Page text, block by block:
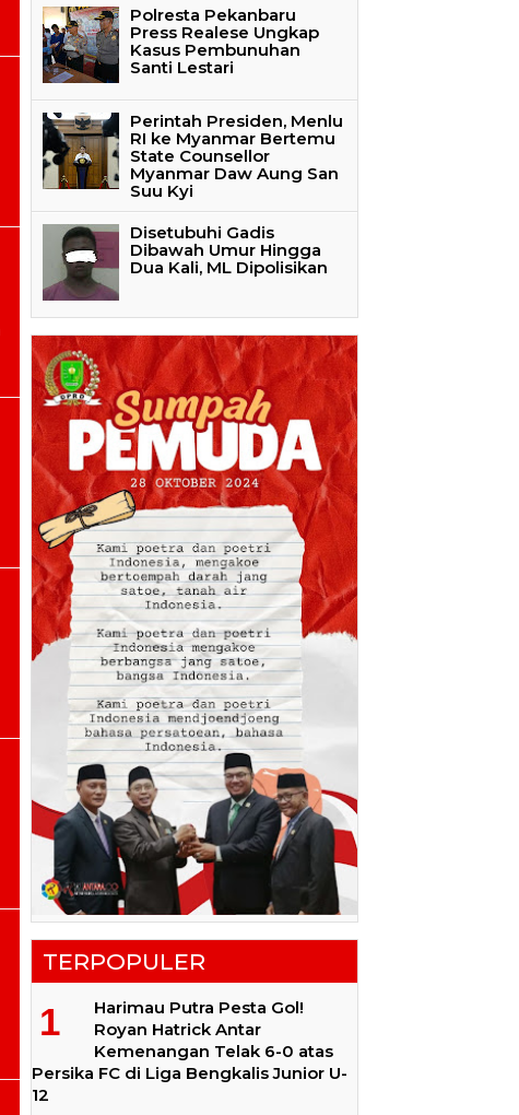
Polresta Pekanbaru
Press Realese Ungkap
Kasus Pembunuhan
Santi Lestari
Perintah Presiden, Menlu
RI ke Myanmar Bertemu
State Counsellor
Myanmar Daw Aung San
Suu Kyi
Disetubuhi Gadis
Dibawah Umur Hingga
Dua Kali, ML Dipolisikan
TERPOPULER
Harimau Putra Pesta Gol!
Royan Hatrick Antar
Kemenangan Telak 6-0 atas
Persika FC di Liga Bengkalis Junior U-
12